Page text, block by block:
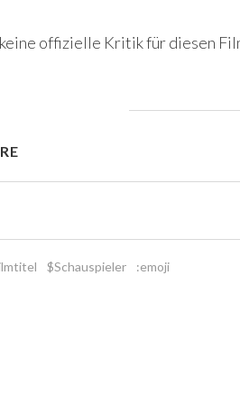
offizielle Kritik für diesen
$Schauspieler :emoji